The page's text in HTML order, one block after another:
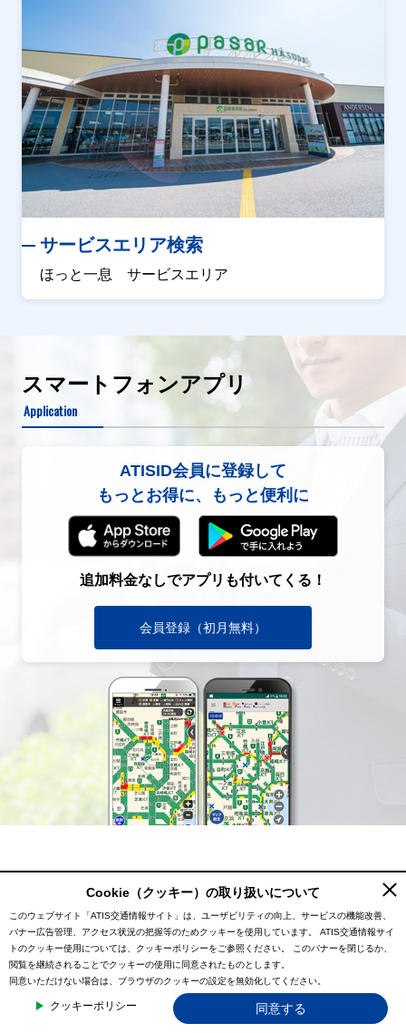
サービスエリア検索
ほっと一息 サービスエリア
スマートフォンアプリ
Application
ATISID会員に登録して
もっとお得に、もっと便利に
追加料金なしでアプリも付いてくる！
会員登録（初月無料）
Cookie（クッキー）の取り扱いについて
このウェブサイト「ATIS交通情報サイト」は、ユーザビリティの向上、サービスの機能改善、
バナー広告管理、アクセス状況の把握等のためクッキーを使用しています。
ATIS交通情報サイ
トのクッキー使用については、クッキーポリシーをご参照ください。
このバナーを閉じるか、
閲覧を継続されることでクッキーの使用に同意されたものとします。
同意いただけない場合は、ブラウザのクッキーの設定を無効化してください。
クッキーポリシー 同意する